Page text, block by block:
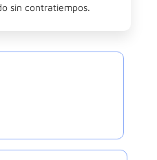
sin contratiempos.